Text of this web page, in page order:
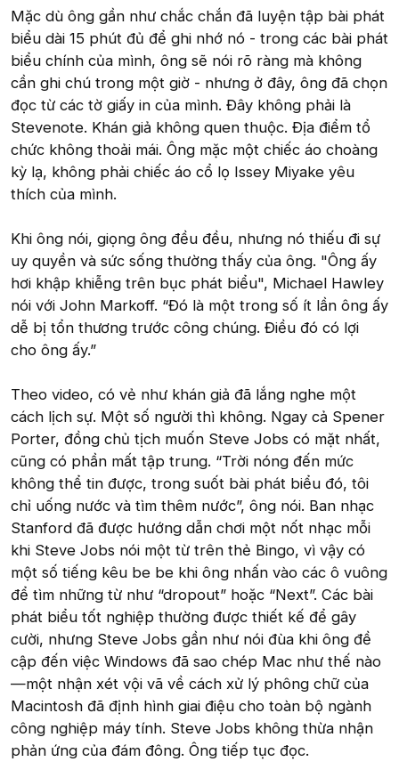
Mặc dù ông gần như chắc chắn đã luyện tập bài phát
biểu dài 15 phút đủ để ghi nhớ nó - trong các bài phát
biểu chính của mình, ông sẽ nói rõ ràng mà không
cần ghi chú trong một giờ - nhưng ở đây, ông đã chọn
đọc từ các tờ giấy in của mình. Đây không phải là
Stevenote. Khán giả không quen thuộc. Địa điểm tổ
chức không thoải mái. Ông mặc một chiếc áo choàng
kỳ lạ, không phải chiếc áo cổ lọ Issey Miyake yêu
thích của mình.
Khi ông nói, giọng ông đều đều, nhưng nó thiếu đi sự
uy quyền và sức sống thường thấy của ông. "Ông ấy
hơi khập khiễng trên bục phát biểu", Michael Hawley
nói với John Markoff. “Đó là một trong số ít lần ông ấy
dễ bị tổn thương trước công chúng. Điều đó có lợi
cho ông ấy.”
Theo video, có vẻ như khán giả đã lắng nghe một
cách lịch sự. Một số người thì không. Ngay cả Spener
Porter, đồng chủ tịch muốn Steve Jobs có mặt nhất,
cũng có phần mất tập trung. “Trời nóng đến mức
không thể tin được, trong suốt bài phát biểu đó, tôi
chỉ uống nước và tìm thêm nước”, ông nói. Ban nhạc
Stanford đã được hướng dẫn chơi một nốt nhạc mỗi
khi Steve Jobs nói một từ trên thẻ Bingo, vì vậy có
một số tiếng kêu be be khi ông nhấn vào các ô vuông
để tìm những từ như “dropout” hoặc “Next”. Các bài
phát biểu tốt nghiệp thường được thiết kế để gây
cười, nhưng Steve Jobs gần như nói đùa khi ông đề
cập đến việc Windows đã sao chép Mac như thế nào
—một nhận xét vội vã về cách xử lý phông chữ của
Macintosh đã định hình giai điệu cho toàn bộ ngành
công nghiệp máy tính. Steve Jobs không thừa nhận
phản ứng của đám đông. Ông tiếp tục đọc.